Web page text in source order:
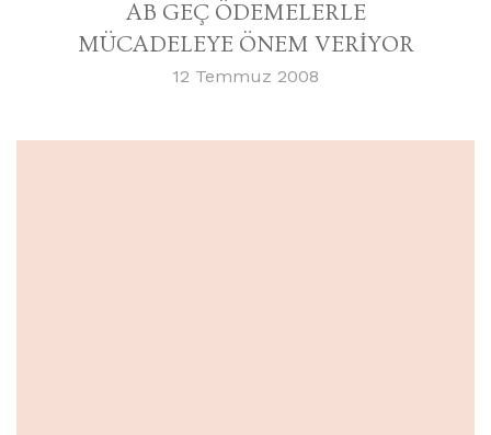
AB GEÇ ÖDEMELERLE
MÜCADELEYE ÖNEM VERİYOR
12 Temmuz 2008